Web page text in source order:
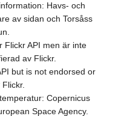
Havs- och
av sidan och Torsåss
Flickr API men är inte
av Flickr.
but is not endorsed or
Copernicus
Space Agency.